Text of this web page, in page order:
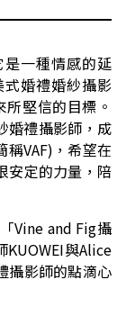
是一種情感的延
婚禮婚紗攝影
堅信的目標。
婚禮攝影師，成
VAF)，希望在
安定的力量，陪
Vine and Fig攝
與Alice
攝影師的點滴心